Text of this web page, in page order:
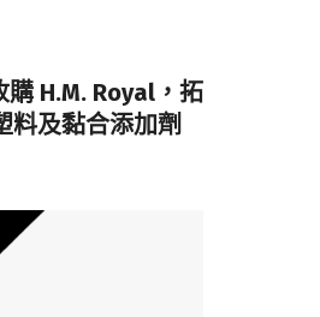
H.M. Royal，拓
料及黏合添加劑